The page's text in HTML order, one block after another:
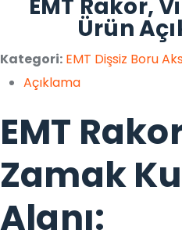
EMT Rakor,
Ürün
Kategori: EMT Dişsiz Boru
Açıklama
EMT
Zamak
Alanı: